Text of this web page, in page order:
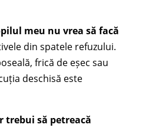
meu nu vrea să facă
din spatele refuzului.
frică de eșec sau
deschisă este
trebui să petreacă